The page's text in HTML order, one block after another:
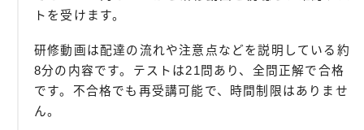
トを受けます。
研修動画は配達の流れや注意点などを説明している約
8分の内容です。テストは21問あり、全問正解で合格
です。不合格でも再受講可能で、時間制限はありませ
ん。